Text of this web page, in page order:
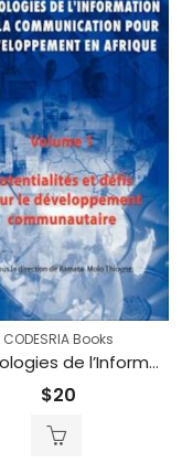
CODESRIA Books
Technologies de l’Information et de la Communication pour le développement en Afrique – Vol. 1: Potentialités et défis pour le développement communautaire (Printed)
$20